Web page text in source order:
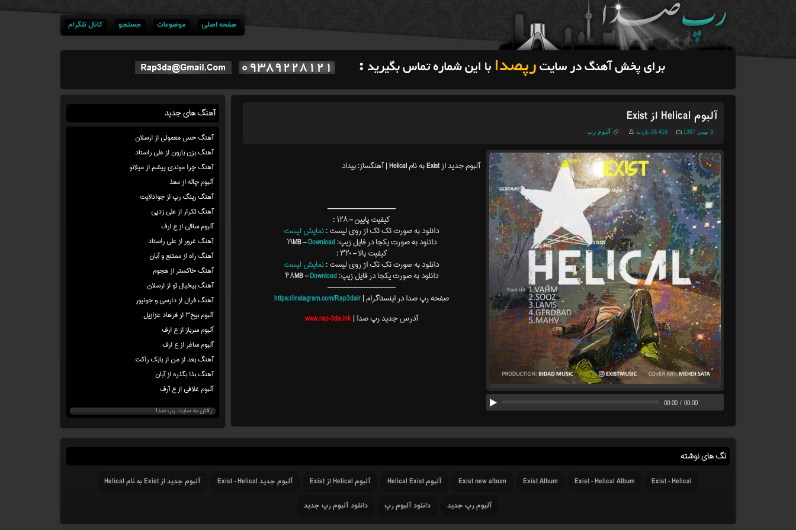
صفحه اصلی موضوعات جستجو کانال تلگرام
آلبوم Helical از Exist
3 بهمن 1397 28,419 بازدید آلبوم رپ
00:00 / 00:00
آلبوم جدید از Exist به نام Helical | آهنگساز: بیداد
———————————–
کیفیت پایین – ۱۲۸ :
دانلود به صورت تک تک از روی لیست :نمایش لیست
دانلود به صورت یکجا در فایل زیپ: ۱۹MB –Download
کیفیت بالا – ۳۲۰ :
دانلود به صورت تک تک از روی لیست :نمایش لیست
دانلود به صورت یکجا در فایل زیپ: ۴۸MB –Download
———————————–
صفحه رپ صدا در اینستاگرام |https://instagram.com/Rap3dair
آدرس جدید رپ صدا |www.rap-3da.ink
آهنگ های جدید
آهنگ حس معمولی از ارسلان
آهنگ بزن بارون از علی راستاد
آهنگ چرا موندی پیشم از میلانو
آلبوم چاله از معذ
آهنگ رینگ رپ از جوادلایت
آهنگ تکرار از علی زدپی
آلبوم ساقی از ع ارف
آهنگ غرور از علی راستاد
آهنگ راه از ممتنع و آبان
آهنگ خاکستر از هجوم
آهنگ بیخیال تو از ارسلان
آهنگ فرال از دارسی و جونیور
آلبوم بیخ۳ از فرهاد عزازیل
آلبوم سرباز از ع ارف
آلبوم ساغر از ع ارف
آهنگ بعد از من از بابک راکت
آهنگ بذا بگذره از آبان
آلبوم غلافی از ع آرف
رفتن به سایت رپ صدا
تگ های نوشته
Exist - Helical
Exist - Helical Album
Exist Album
Exist new album آلبوم Helical Exist آلبوم Helical از Exist آلبوم جدید Exist - Helical
آلبوم جدید از Exist به نام Helical
آلبوم رپ جدید
دانلود آلبوم رپ دانلود آلبوم رپ جدید